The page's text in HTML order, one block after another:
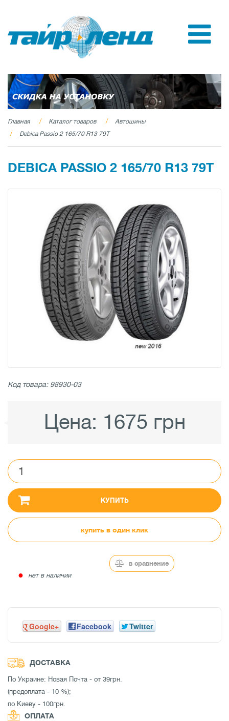
Главная Каталог товаров
Автошины
Debica Passio 2 165/70 R13 79T
DEBICA PASSIO 2 165/70 R13 79T
Код товара: 98930-03
Цена: 1675 грн
КУПИТЬ
купить в один клик
● нет в наличии
в сравнение
Google+ Facebook Twitter
ДОСТАВКА
По Украине: Новая Почта - от 39грн.
(предоплата - 10 %);
по Киеву - 100грн.
ОПЛАТА